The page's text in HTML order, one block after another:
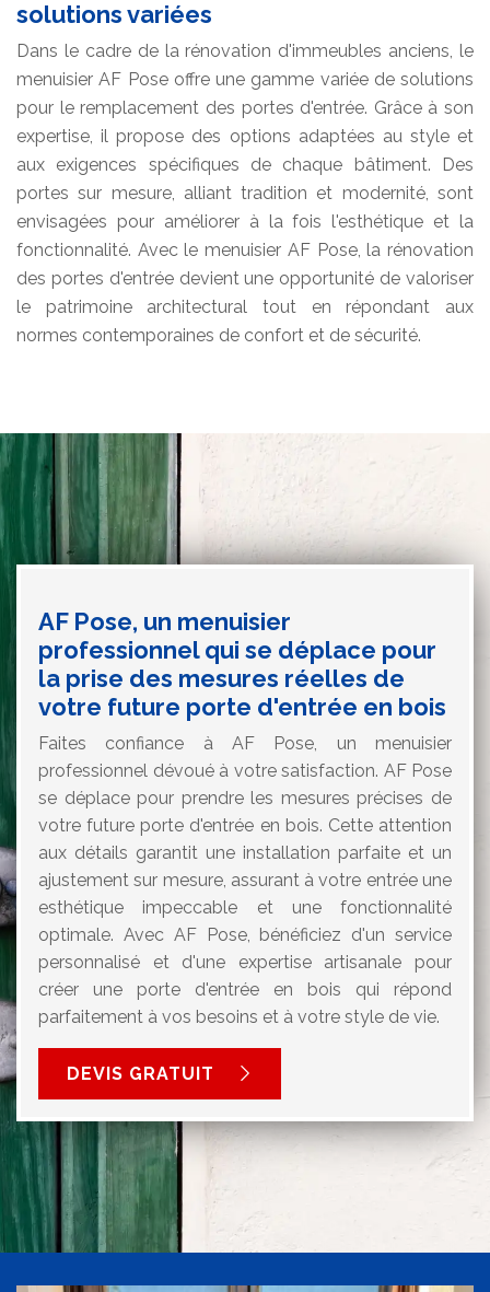
solutions variées
Dans le cadre de la rénovation d'immeubles anciens, le
menuisier AF Pose offre une gamme variée de solutions
pour le remplacement des portes d'entrée. Grâce à son
expertise, il propose des options adaptées au style et
aux exigences spécifiques de chaque bâtiment. Des
portes sur mesure, alliant tradition et modernité, sont
envisagées pour améliorer à la fois l'esthétique et la
fonctionnalité. Avec le menuisier AF Pose, la rénovation
des portes d'entrée devient une opportunité de valoriser
le patrimoine architectural tout en répondant aux
normes contemporaines de confort et de sécurité.
AF Pose, un menuisier
professionnel qui se déplace pour
la prise des mesures réelles de
votre future porte d'entrée en bois
Faites confiance à AF Pose, un menuisier
professionnel dévoué à votre satisfaction. AF Pose
se déplace pour prendre les mesures précises de
votre future porte d'entrée en bois. Cette attention
aux détails garantit une installation parfaite et un
ajustement sur mesure, assurant à votre entrée une
esthétique impeccable et une fonctionnalité
optimale. Avec AF Pose, bénéficiez d'un service
personnalisé et d'une expertise artisanale pour
créer une porte d'entrée en bois qui répond
parfaitement à vos besoins et à votre style de vie.
DEVIS GRATUIT